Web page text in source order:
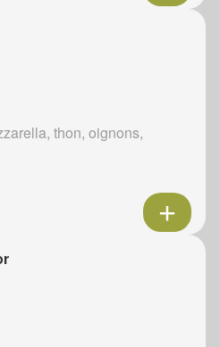
thon, oignons,